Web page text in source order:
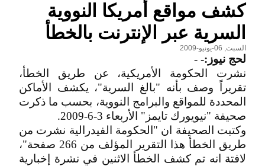
كشف مواقع أمريكا النووية
السرية عبر الإنترنت بالخطأ
السبت, 06-يونيو-2009
لحج نيوز:- -
نشرت الحكومة الأمريكية، عن طريق الخطأ،
تقريراً وصف بأنه "بالغ السرية"، يكشف الأماكن
المحددة للمواقع والبرامج النووية، بحسب ما ذكرت
صحيفة "نيويورك تايمز" الأربعاء 3-6-2009.
وكتبت الصحيفة ان "الحكومة الفيدرالية نشرت من
طريق الخطأ هذا التقرير المؤلف من 266 صفحة"،
لافتة انه تم كشف الخطأ الاثنين في نشرة إخبارية